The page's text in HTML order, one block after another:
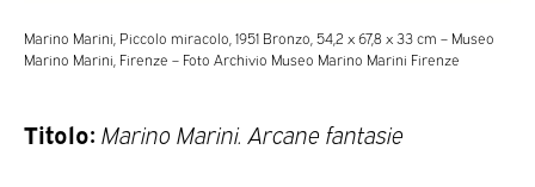
Marino Marini, Piccolo miracolo, 1951 Bronzo, 54,2 x 67,8 x 33 cm – Museo
Marino Marini, Firenze – Foto Archivio Museo Marino Marini Firenze
Titolo: Marino Marini. Arcane fantasie